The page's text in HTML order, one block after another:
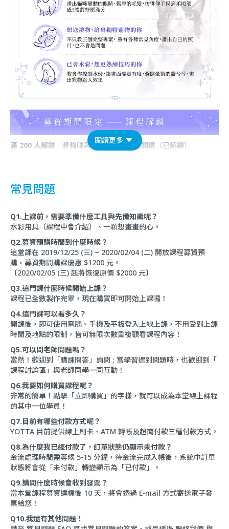
滿 200 人解鎖 ｜將貓咪與場景完美結合的關鍵（已解鎖）
閱讀更多
常見問題
Q1.上課前，需要準備什麼工具與先備知識呢？
水彩用具（課程中會介紹）、一顆想畫畫的心。
Q2.募資預購時間到什麼時候？
這堂課在 2019/12/25 (三) ~ 2020/02/04 (二) 開放課程募資預
購，募資期間購課優惠 $1200 元。
〔2020/02/05 (三) 起將恢復原價 $2000 元〕
Q3.這門課什麼時候開始上課？
課程已全數製作完畢，現在購買即可開始上課囉！
Q4.這門課可以看多久？
開課後，即可使用電腦、手機及平板登入上線上課，不用受到上課
時間及地點的限制，皆可無限次數重複觀看課程內容！
Q5.可以問老師問題嗎？
當然！歡迎到「購課問答」詢問 ; 當學習遇到問題時，也歡迎到「
課程討論區」與老師同學一同互動！
Q6.我要如何購買課程呢？
非常的簡單！點擊「立即購買」的字樣，就可以成為本堂線上課程
的其中一位學員！
Q7.目前有哪些付款方式呢？
YOTTA 目前提供線上刷卡、ATM 轉帳及超商付款三種付款方式。
Q8.為什麼我已經付款了，訂單狀態仍顯示未付款？
金流處理時間需等候 5-15 分鐘，待金流完成入帳後，系統中訂單
狀態將會從「未付款」轉變顯示為「已付款」。
Q9.請問什麼時候會收到發票？
當本堂課程募資達標後 10 天，將會透過 E-mail 方式寄送電子發
票給您！
Q10.我還有其他問題！